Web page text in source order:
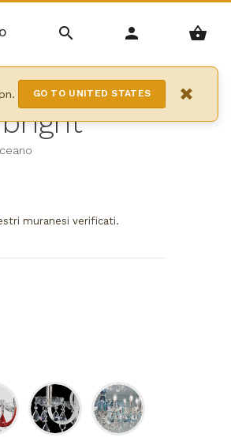
GO TO UNITED STATES ×
muranesi verificati.